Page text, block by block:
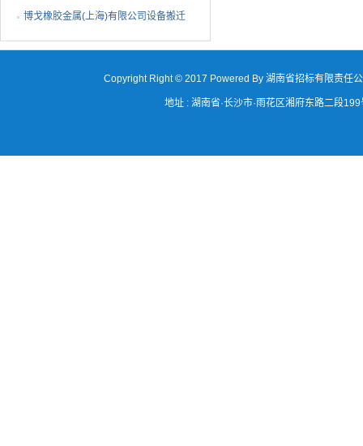
选项目（第二次）流标...
博戈橡胶金属(上海)有限公司设备搬迁
项目（第二次）中标候...
Copyright Right © 2017 Powered By 湖南省招标有限责任
地址 : 湖南省·长沙市·雨花区湘府东路二段199